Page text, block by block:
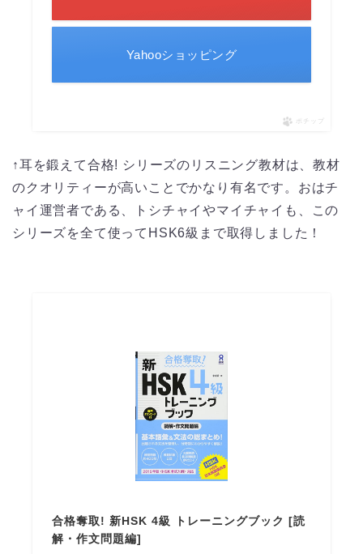
Yahooショッピング
ポチップ
↑耳を鍛えて合格! シリーズのリスニング教材は、教材
のクオリティーが高いことでかなり有名です。おはチ
ャイ運営者である、トシチャイやマイチャイも、この
シリーズを全て使ってHSK6級まで取得しました！
合格奪取! 新HSK 4級 トレーニングブック [読
解・作文問題編]